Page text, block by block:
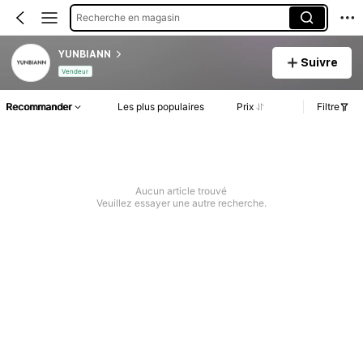
Recherche en magasin
YUNBIANN
Vendeur
Suivre
Recommander Les plus populaires Prix Filtre
Aucun article trouvé
Veuillez essayer une autre recherche.